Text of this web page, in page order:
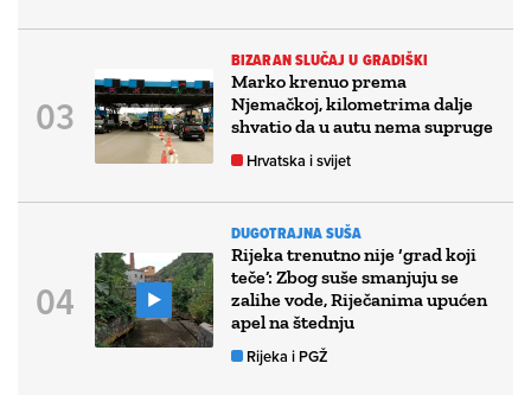
BIZARAN SLUČAJ U GRADIŠKI
Marko krenuo prema
Njemačkoj, kilometrima dalje
shvatio da u autu nema supruge
Hrvatska i svijet
DUGOTRAJNA SUŠA
Rijeka trenutno nije ‘grad koji
teče’: Zbog suše smanjuju se
zalihe vode, Riječanima upućen
apel na štednju
Rijeka i PGŽ